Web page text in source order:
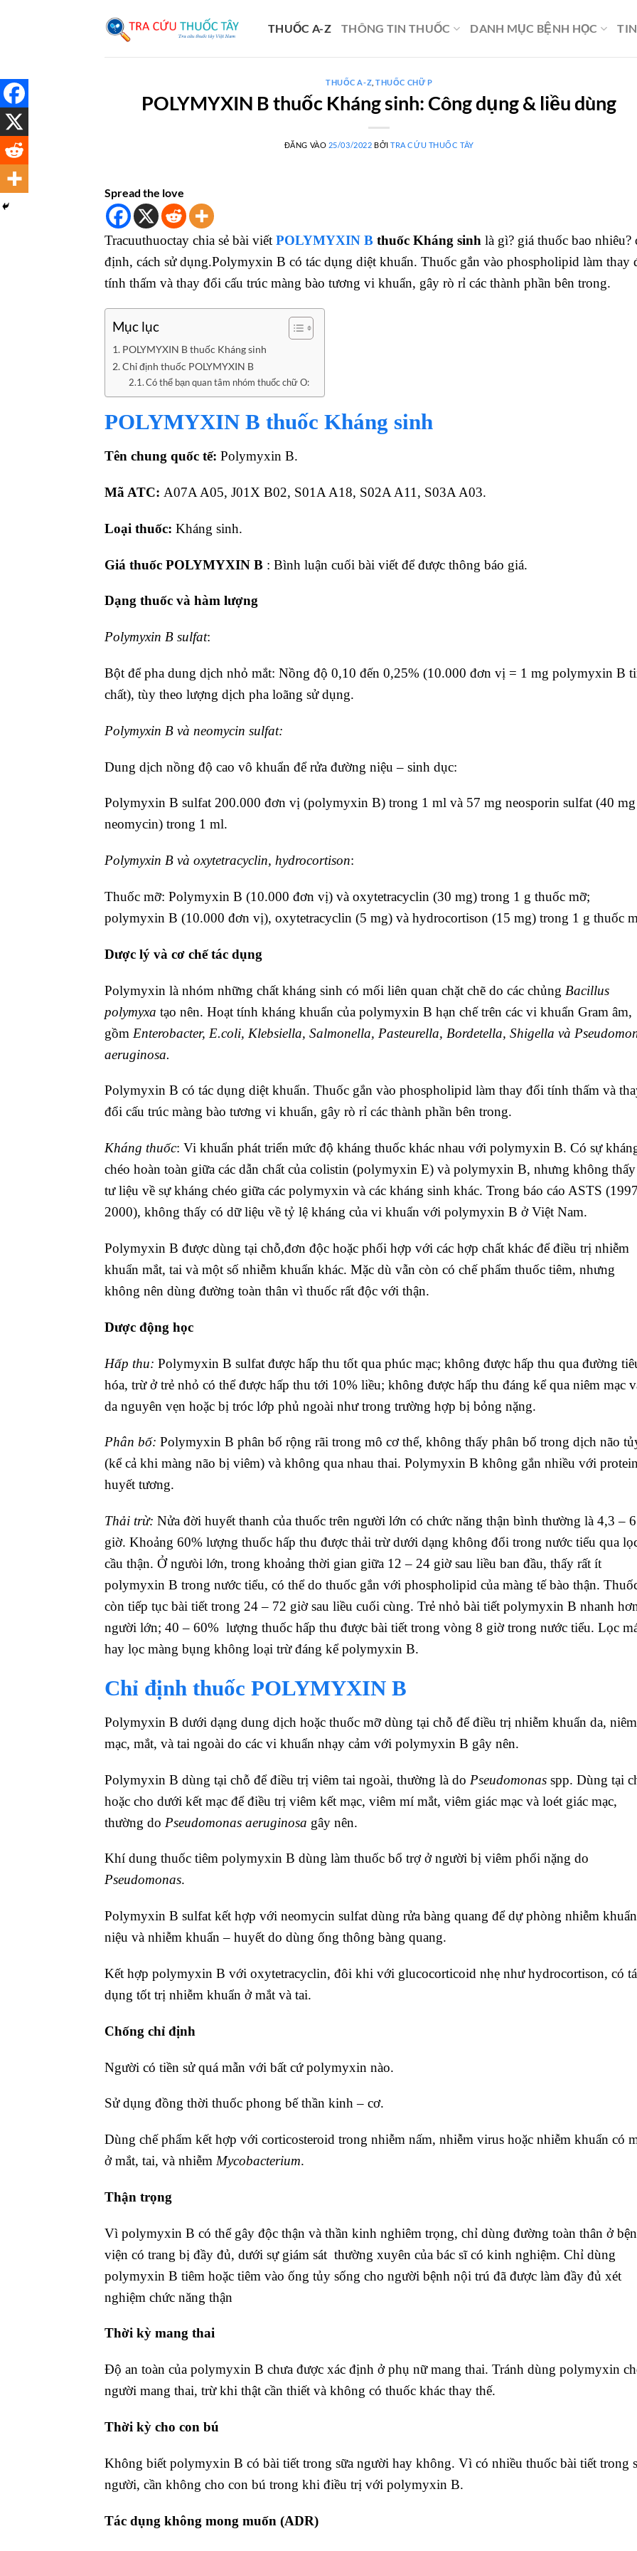
THUỐC A-Z THÔNG TIN THUỐC DANH MỤC BỆNH HỌC
THUỐC A-Z ,THUỐC CHỮ P
POLYMYXIN B thuốc Kháng sinh: Công dụng & liều dùng
ĐĂNG VÀO 25/03/2022 BỞITRA CỨU THUỐC TÂY
Spread the love
Tracuuthuoctay chia sẻ bài viết POLYMYXIN B thuốc Kháng sinh là gì? giá thuốc bao nhiêu?
định, cách sử dụng.Polymyxin B có tác dụng diệt khuẩn. Thuốc gắn vào phospholipid làm thay
tính thấm và thay đổi cấu trúc màng bào tương vi khuẩn, gây rò rỉ các thành phần bên trong.
Mục lục
POLYMYXIN B thuốc Kháng sinh
Chỉ định thuốc POLYMYXIN B
Có thể bạn quan tâm nhóm thuốc chữ O:
POLYMYXIN B thuốc Kháng sinh
Tên chung quốc tế: Polymyxin B.
Mã ATC: A07A A05, J01X B02, S01A A18, S02A A11, S03A A03.
Loại thuốc: Kháng sinh.
Giá thuốc POLYMYXIN B : Bình luận cuối bài viết để được thông báo giá.
Dạng thuốc và hàm lượng
Polymyxin B sulfat:
Bột để pha dung dịch nhỏ mắt: Nồng độ 0,10 đến 0,25% (10.000 đơn vị = 1 mg polymyxin B
chất), tùy theo lượng dịch pha loãng sử dụng.
Polymyxin B và neomycin sulfat:
Dung dịch nồng độ cao vô khuẩn để rửa đường niệu – sinh dục:
Polymyxin B sulfat 200.000 đơn vị (polymyxin B) trong 1 ml và 57 mg neosporin sulfat (40 mg
neomycin) trong 1 ml.
Polymyxin B và oxytetracyclin, hydrocortison:
Thuốc mỡ: Polymyxin B (10.000 đơn vị) và oxytetracyclin (30 mg) trong 1 g thuốc mỡ;
polymyxin B (10.000 đơn vị), oxytetracyclin (5 mg) và hydrocortison (15 mg) trong 1 g thuốc
Dược lý và cơ chế tác dụng
Polymyxin là nhóm những chất kháng sinh có mối liên quan chặt chẽ do các chủng Bacillus
polymyxa tạo nên. Hoạt tính kháng khuẩn của polymyxin B hạn chế trên các vi khuẩn Gram âm,
gồm Enterobacter, E.coli, Klebsiella, Salmonella, Pasteurella, Bordetella, Shigella và
aeruginosa.
Polymyxin B có tác dụng diệt khuẩn. Thuốc gắn vào phospholipid làm thay đổi tính thấm và
đổi cấu trúc màng bào tương vi khuẩn, gây rò rỉ các thành phần bên trong.
Kháng thuốc: Vi khuẩn phát triển mức độ kháng thuốc khác nhau với polymyxin B. Có sự
chéo hoàn toàn giữa các dẫn chất của colistin (polymyxin E) và polymyxin B, nhưng không
tư liệu về sự kháng chéo giữa các polymyxin và các kháng sinh khác. Trong báo cáo ASTS
2000), không thấy có dữ liệu về tỷ lệ kháng của vi khuẩn với polymyxin B ở Việt Nam.
Polymyxin B được dùng tại chỗ,đơn độc hoặc phối hợp với các hợp chất khác để điều trị nhiễm
khuẩn mắt, tai và một số nhiễm khuẩn khác. Mặc dù vẫn còn có chế phẩm thuốc tiêm, nhưng
không nên dùng đường toàn thân vì thuốc rất độc với thận.
Dược động học
Hấp thu: Polymyxin B sulfat được hấp thu tốt qua phúc mạc; không được hấp thu qua đường
hóa, trừ ở trẻ nhỏ có thể được hấp thu tới 10% liều; không được hấp thu đáng kể qua niêm mạc
da nguyên vẹn hoặc bị tróc lớp phủ ngoài như trong trường hợp bị bỏng nặng.
Phân bố: Polymyxin B phân bố rộng rãi trong mô cơ thể, không thấy phân bố trong dịch não
(kể cả khi màng não bị viêm) và không qua nhau thai. Polymyxin B không gắn nhiều với
huyết tương.
Thải trừ: Nửa đời huyết thanh của thuốc trên người lớn có chức năng thận bình thường là 4,3 – 6
giờ. Khoảng 60% lượng thuốc hấp thu được thải trừ dưới dạng không đổi trong nước tiểu qua
cầu thận. Ở ngưòi lớn, trong khoảng thời gian giữa 12 – 24 giờ sau liều ban đầu, thấy rất ít
polymyxin B trong nước tiểu, có thể do thuốc gắn với phospholipid của màng tế bào thận.
còn tiếp tục bài tiết trong 24 – 72 giờ sau liều cuối cùng. Trẻ nhỏ bài tiết polymyxin B nhanh
người lớn; 40 – 60% lượng thuốc hấp thu được bài tiết trong vòng 8 giờ trong nước tiểu. Lọc
hay lọc màng bụng không loại trừ đáng kể polymyxin B.
Chỉ định thuốc POLYMYXIN B
Polymyxin B dưới dạng dung dịch hoặc thuốc mỡ dùng tại chỗ để điều trị nhiễm khuẩn da, niêm
mạc, mắt, và tai ngoài do các vi khuẩn nhạy cảm với polymyxin B gây nên.
Polymyxin B dùng tại chỗ để điều trị viêm tai ngoài, thường là do Pseudomonas spp. Dùng tại
hoặc cho dưới kết mạc để điều trị viêm kết mạc, viêm mí mắt, viêm giác mạc và loét giác mạc,
thường do Pseudomonas aeruginosa gây nên.
Khí dung thuốc tiêm polymyxin B dùng làm thuốc bổ trợ ở người bị viêm phổi nặng do
Pseudomonas.
Polymyxin B sulfat kết hợp với neomycin sulfat dùng rửa bàng quang để dự phòng nhiễm
niệu và nhiễm khuẩn – huyết do dùng ống thông bàng quang.
Kết hợp polymyxin B với oxytetracyclin, đôi khi với glucocorticoid nhẹ như hydrocortison, có
dụng tốt trị nhiễm khuẩn ở mắt và tai.
Chống chỉ định
Người có tiền sử quá mẫn với bất cứ polymyxin nào.
Sử dụng đồng thời thuốc phong bế thần kinh – cơ.
Dùng chế phẩm kết hợp với corticosteroid trong nhiễm nấm, nhiễm virus hoặc nhiễm khuẩn có
ở mắt, tai, và nhiễm Mycobacterium.
Thận trọng
Vì polymyxin B có thể gây độc thận và thần kinh nghiêm trọng, chỉ dùng đường toàn thân ở
viện có trang bị đầy đủ, dưới sự giám sát thường xuyên của bác sĩ có kinh nghiệm. Chỉ dùng
polymyxin B tiêm hoặc tiêm vào ống tủy sống cho người bệnh nội trú đã được làm đầy đủ xét
nghiệm chức năng thận
Thời kỳ mang thai
Ðộ an toàn của polymyxin B chưa được xác định ở phụ nữ mang thai. Tránh dùng polymyxin
người mang thai, trừ khi thật cần thiết và không có thuốc khác thay thế.
Thời kỳ cho con bú
Không biết polymyxin B có bài tiết trong sữa người hay không. Vì có nhiều thuốc bài tiết trong
người, cần không cho con bú trong khi điều trị với polymyxin B.
Tác dụng không mong muốn (ADR)